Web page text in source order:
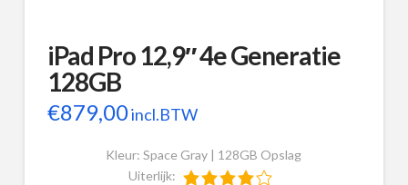
iPad Pro 12,9″ 4e Generatie
128GB
€879,00incl.BTW
Kleur: Space Gray | 128GB Opslag
Uiterlijk: